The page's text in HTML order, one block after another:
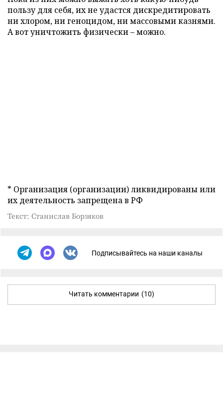
пользу для себя, их не удастся дискредитировать
ни хлором, ни геноцидом, ни массовыми казнями.
А вот уничтожить физически – можно.
* Организация (организации) ликвидированы или
их деятельность запрещена в РФ
Текст: Станислав Борзяков
Подписывайтесь на наши каналы
Читать комментарии (10)